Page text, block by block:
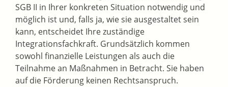
SGB II in Ihrer konkreten Situation notwendig und
möglich ist und, falls ja, wie sie ausgestaltet sein
kann, entscheidet Ihre zuständige
Integrationsfachkraft. Grundsätzlich kommen
sowohl finanzielle Leistungen als auch die
Teilnahme an Maßnahmen in Betracht. Sie haben
auf die Förderung keinen Rechtsanspruch.